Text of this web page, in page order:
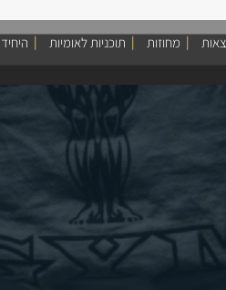
מחוזות תוכניות לאומיות